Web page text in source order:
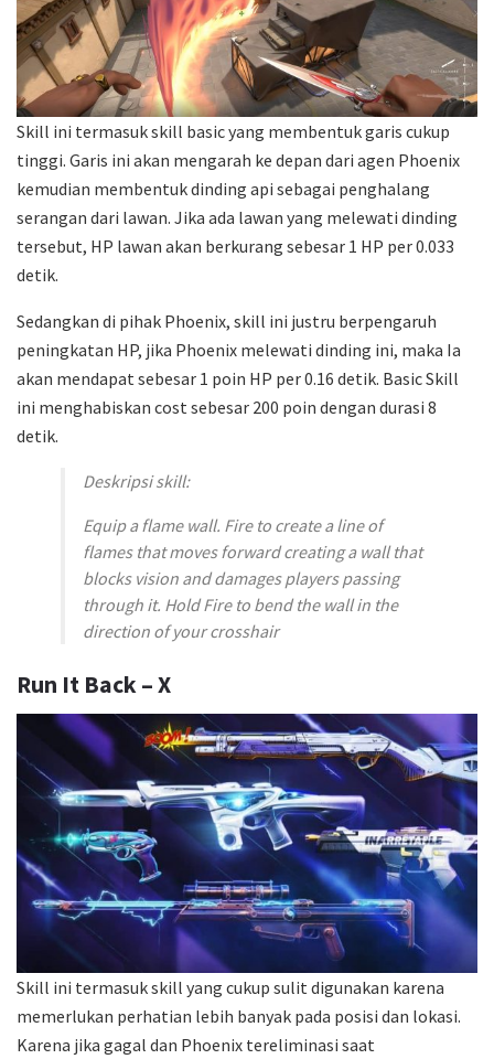
Skill ini termasuk skill basic yang membentuk garis cukup
tinggi. Garis ini akan mengarah ke depan dari agen Phoenix
kemudian membentuk dinding api sebagai penghalang
serangan dari lawan. Jika ada lawan yang melewati dinding
tersebut, HP lawan akan berkurang sebesar 1 HP per 0.033
detik.
Sedangkan di pihak Phoenix, skill ini justru berpengaruh
peningkatan HP, jika Phoenix melewati dinding ini, maka Ia
akan mendapat sebesar 1 poin HP per 0.16 detik. Basic Skill
ini menghabiskan cost sebesar 200 poin dengan durasi 8
detik.
Deskripsi skill:
Equip a flame wall. Fire to create a line of
flames that moves forward creating a wall that
blocks vision and damages players passing
through it. Hold Fire to bend the wall in the
direction of your crosshair
Run It Back – X
Skill ini termasuk skill yang cukup sulit digunakan karena
memerlukan perhatian lebih banyak pada posisi dan lokasi.
Karena jika gagal dan Phoenix tereliminasi saat